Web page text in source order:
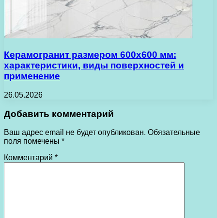
Керамогранит размером 600х600 мм:
характеристики, виды поверхностей и
применение
26.05.2026
Добавить комментарий
Ваш адрес email не будет опубликован. Обязательные
поля помечены *
Комментарий *